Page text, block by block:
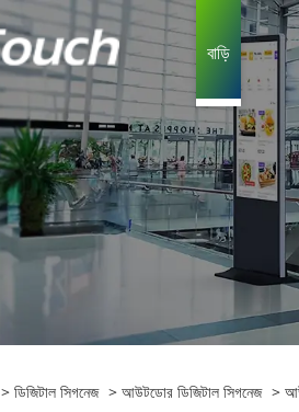
বাড়ি
> ডিজিটাল সিগনেজ > আউটডোর ডিজিটাল সিগনেজ >